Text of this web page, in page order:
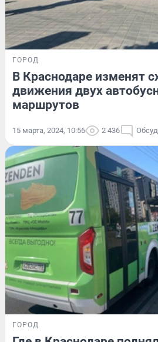
ГОРОД
В Краснодаре изменят
движения двух
маршрутов
15 марта, 2024, 10:56 2 436
ГОРОД